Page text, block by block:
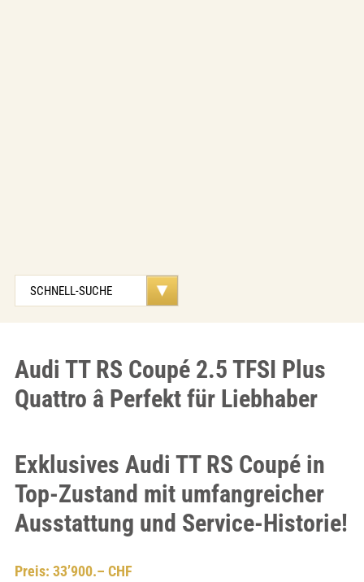
Audi TT RS Coupé 2.5 TFSI Plus
Quattro â Perfekt für Liebhaber
Exklusives Audi TT RS Coupé in
Top-Zustand mit umfangreicher
Ausstattung und Service-Historie!
Preis: 33’900.– CHF